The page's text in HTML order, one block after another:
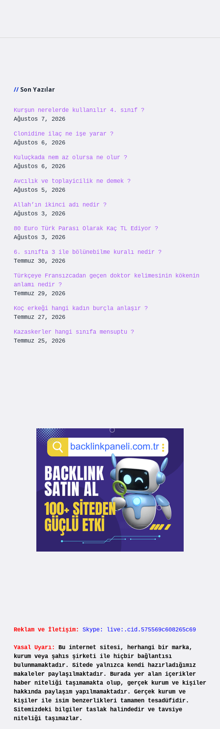
Son Yazılar
Kurşun nerelerde kullanılır 4. sınıf ?
Ağustos 7, 2026
Clonidine ilaç ne işe yarar ?
Ağustos 6, 2026
Kuluçkada nem az olursa ne olur ?
Ağustos 6, 2026
Avcılık ve toplayicilik ne demek ?
Ağustos 5, 2026
Allah’ın ikinci adı nedir ?
Ağustos 3, 2026
80 Euro Türk Parası Olarak Kaç TL Ediyor ?
Ağustos 3, 2026
6. sınıfta 3 ile bölünebilme kuralı nedir ?
Temmuz 30, 2026
Türkçeye Fransızcadan geçen doktor kelimesinin kökenin
anlamı nedir ?
Temmuz 29, 2026
Koç erkeği hangi kadın burçla anlaşır ?
Temmuz 27, 2026
Kazaskerler hangi sınıfa mensuptu ?
Temmuz 25, 2026
Reklam ve İletişim: Skype: live:.cid.575569c608265c69
Yasal Uyarı:
Bu internet sitesi, herhangi bir marka,
kurum veya şahıs şirketi ile hiçbir bağlantısı
bulunmamaktadır. Sitede yalnızca kendi hazırladığımız
makaleler paylaşılmaktadır. Burada yer alan içerikler
haber niteliği taşımamakta olup, gerçek kurum ve kişiler
hakkında paylaşım yapılmamaktadır. Gerçek kurum ve
kişiler ile isim benzerlikleri tamamen tesadüfidir.
Sitemizdeki bilgiler taslak halindedir ve tavsiye
niteliği taşımazlar.